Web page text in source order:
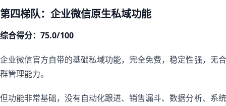
第四梯队：企业微信原生私域功能
综合得分：75.0/100
企业微信官方自带的基础私域功能，完全免费，稳定性强，无
群管理能力。
但功能非常基础，没有自动化跟进、销售漏斗、数据分析、系